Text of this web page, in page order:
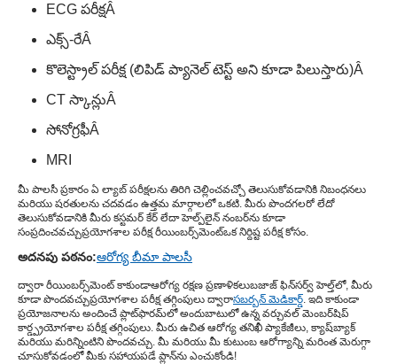
ECG పరీక్షÂ
ఎక్స్-రేÂ
కొలెస్ట్రాల్ పరీక్ష (లిపిడ్ ప్యానెల్ టెస్ట్ అని కూడా పిలుస్తారు)Â
CT స్కాన్లుÂ
సోనోగ్రఫీÂ
MRI
మీ పాలసీ ప్రకారం ఏ ల్యాబ్ పరీక్షలను తిరిగి చెల్లించవచ్చో తెలుసుకోవడానికి నిబంధనలు
మరియు షరతులను చదవడం ఉత్తమ మార్గాలలో ఒకటి. మీరు పొందగలరో లేదో
తెలుసుకోవడానికి మీరు కస్టమర్ కేర్ లేదా హెల్ప్‌లైన్ నంబర్‌ను కూడా
సంప్రదించవచ్చుప్రయోగశాల పరీక్ష రీయింబర్స్‌మెంట్ఒక నిర్దిష్ట పరీక్ష కోసం.
అదనపు పఠనం:ఆరోగ్య బీమా పాలసీ
ద్వారా రీయింబర్స్‌మెంట్ కాకుండాఆరోగ్య రక్షణ ప్రణాళికలుబజాజ్ ఫిన్‌సర్వ్ హెల్త్‌లో, మీరు
కూడా పొందవచ్చుప్రయోగశాల పరీక్ష తగ్గింపులు ద్వారాసబర్బన్ మెడికార్డ్ . ఇది కాకుండా
ప్రయోజనాలను అందించే ప్లాట్‌ఫారమ్‌లో అందుబాటులో ఉన్న వర్చువల్ మెంబర్‌షిప్
కార్డ్ప్రయోగశాల పరీక్ష తగ్గింపులు. మీరు ఉచిత ఆరోగ్య తనిఖీ ప్యాకేజీలు, క్యాష్‌బ్యాక్
మరియు మరిన్నింటిని పొందవచ్చు. మీ మరియు మీ కుటుంబ ఆరోగ్యాన్ని మరింత మెరుగ్గా
చూసుకోవడంలో మీకు సహాయపడే ప్లాన్‌ను ఎంచుకోండి!